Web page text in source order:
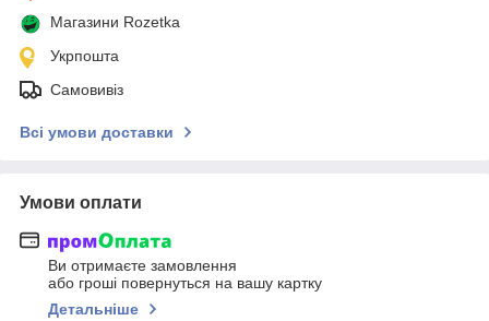
Магазини Rozetka
Укрпошта
Самовивіз
Всі умови доставки
Умови оплати
Ви отримаєте замовлення
або гроші повернуться на вашу картку
Детальніше